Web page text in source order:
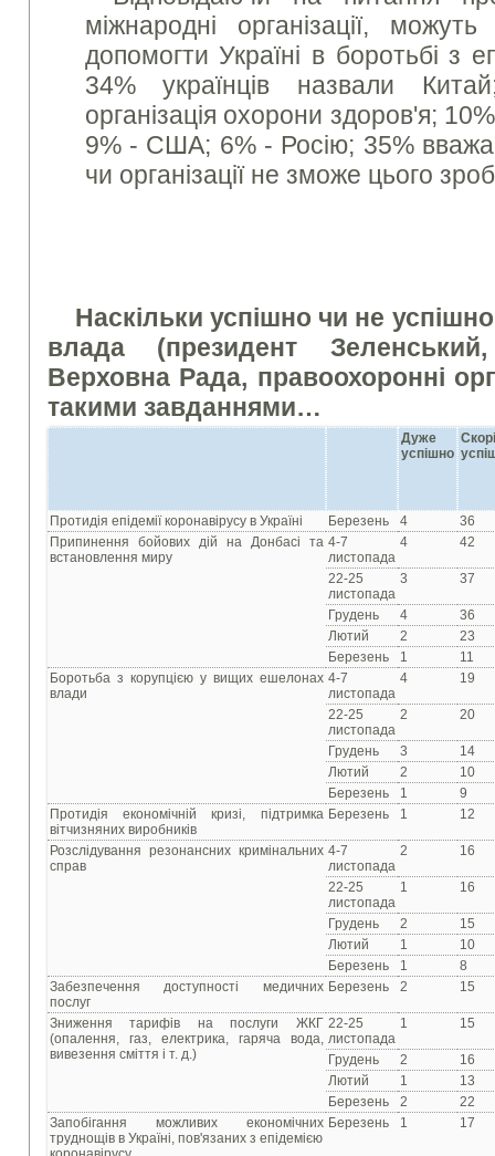
міжнародні організації,
допомогти Україні в боротьбі з
34% українців назвали
організація охорони здоров'я;
9% - США; 6% - Росію; 35%
чи організації не зможе цього
Наскільки успішно чи не
влада (президент Зеленський,
Верховна Рада, правоохоронні
такими завданнями…
Дуже
успішно
Протидія епідемії коронавірусу в Україні Березень 4
36
Припинення бойових дій на Донбасі та
встановлення миру
4-7
листопада
4 42
22-25
листопада
3 37
Грудень 4
36
Лютий
2
23
Березень
1
11
Боротьба з корупцією у вищих ешелонах
влади
4-7
листопада
4 19
22-25
листопада
2 20
Грудень 3
14
Лютий
2
10
Березень
1
9
Протидія економічній кризі, підтримка
вітчизняних виробників
Березень 1 12
Розслідування резонансних кримінальних
справ
4-7
листопада
2 16
22-25
листопада
1 16
Грудень 2
15
Лютий
1
10
Березень
1
8
Забезпечення доступності медичних
послуг
Березень 2 15
Зниження тарифів на послуги ЖКГ
(опалення, газ, електрика, гаряча вода,
вивезення сміття і т. д.)
22-25
листопада
1 15
Грудень 2
16
Лютий
1
13
Березень
2
22
Запобігання можливих економічних
труднощів в Україні, пов'язаних з епідемією
Березень 1 17